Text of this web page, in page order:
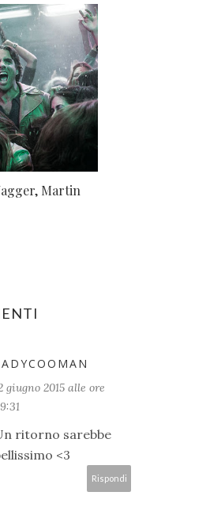
Martin
giugno 2015 alle ore
ritorno sarebbe
<3
Rispondi